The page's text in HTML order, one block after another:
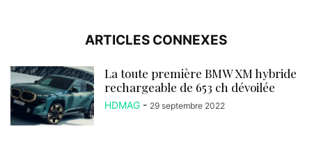
ARTICLES CONNEXES
La toute première BMW XM hybride
rechargeable de 653 ch dévoilée
HDMAG - 29 septembre 2022